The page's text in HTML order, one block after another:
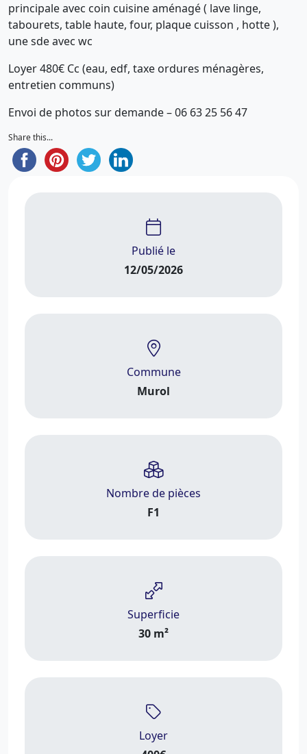
principale avec coin cuisine aménagé ( lave linge,
tabourets, table haute, four, plaque cuisson , hotte ),
une sde avec wc
Loyer 480€ Cc (eau, edf, taxe ordures ménagères,
entretien communs)
Envoi de photos sur demande – 06 63 25 56 47
Share this...
Publié le
12/05/2026
Commune
Murol
Nombre de pièces
F1
Superficie
30 m²
Loyer